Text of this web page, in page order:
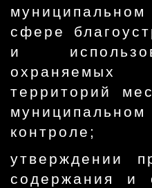
сфере
и
территорий
контроле;
утверждении
содержания и